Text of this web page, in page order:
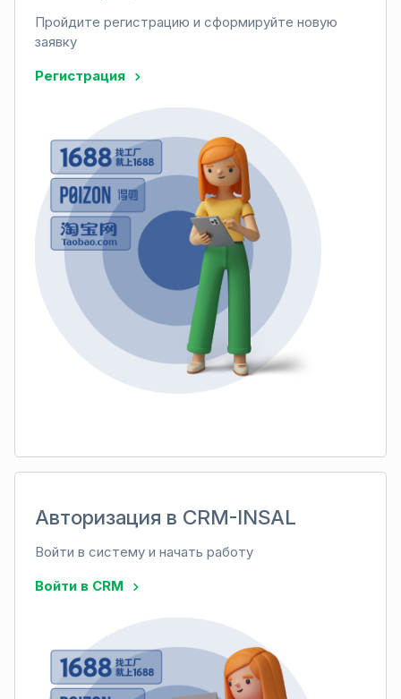
Пройдите регистрацию и сформируйте новую
заявку
Регистрация
Авторизация в CRM-INSAL
Войти в систему и начать работу
Войти в CRM